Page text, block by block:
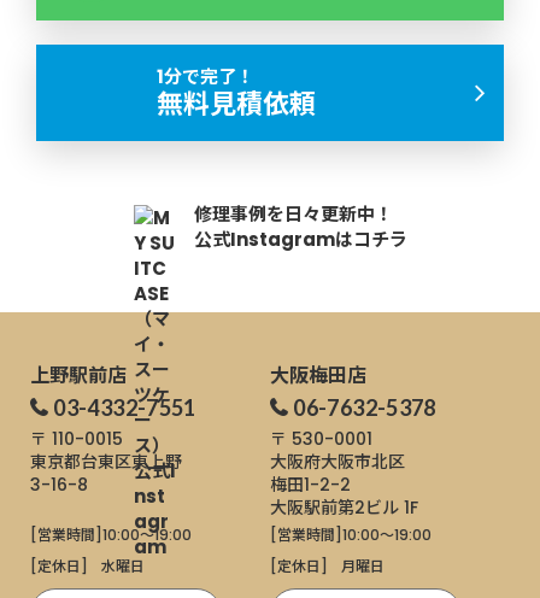
1分で完了！
無料見積依頼
修理事例を日々更新中！
公式Instagramはコチラ
上野駅前店
03-4332-7551
〒 110-0015
東京都台東区東上野
3-16-8
[営業時間] 10:00～19:00
[定休日]
水曜日
大阪梅田店
06-7632-5378
〒 530-0001
大阪府大阪市北区
梅田1-2-2
大阪駅前第2ビル 1F
[営業時間] 10:00～19:00
[定休日]
月曜日